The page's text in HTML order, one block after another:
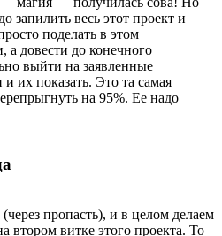
запилить весь этот проект и
поделать в этом
а довести до конечного
выйти на заявленные
их показать. Это та самая
на 95%. Ее надо
пропасть), и в целом делаем
витке этого проекта. То